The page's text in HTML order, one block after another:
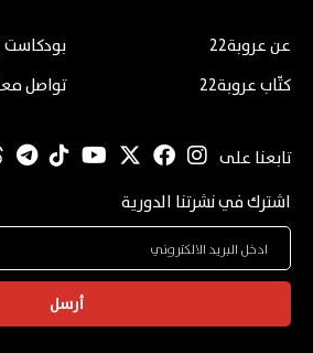
عن عروبة22
كتّاب عروبة22
بودكاست
تواصل
تابعنا على
اشترك في نشرتنا الدورية
أرسل